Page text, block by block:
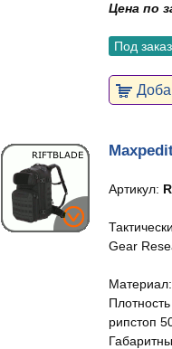
Цена по
Под заказ
Артикул:
Gear
рипстоп